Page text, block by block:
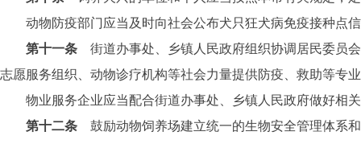
动物防疫部门应当及时向社会公布犬只狂犬病免疫接种点
第十一条 街道办事处、乡镇人民政府组织协调居民委员
志愿服务组织、动物诊疗机构等社会力量提供防疫、救助等专
物业服务企业应当配合街道办事处、乡镇人民政府做好相
第十二条 鼓励动物饲养场建立统一的生物安全管理体系